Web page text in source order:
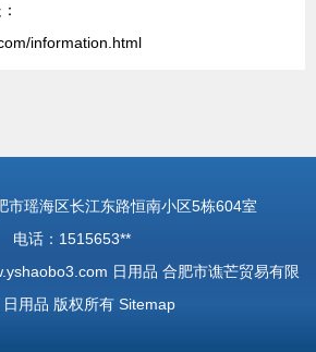
information.html
市瑶海区长江东路恒南小区5栋604室
电话：1515653**
日用品 合肥市谯芒贸易有限
日用品 版权所有 Sitemap